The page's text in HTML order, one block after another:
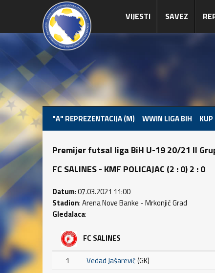
VIJESTI SAVEZ
"A" REPREZENTACIJA (M) WWIN LIGA BIH
Premijer futsal liga BiH U-19 20/21 II
FC SALINES - KMF POLICAJAC (2 : 0) 2 : 0
Datum: 07.03.2021 11:00
Stadion: Arena Nove Banke - Mrkonjić Grad
Gledalaca:
FC SALINES
1 Vedad Jašarević(GK)